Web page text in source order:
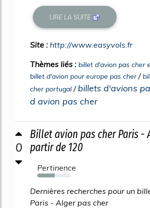
LIRE LA SUITE
Site : http://www.easyvols.fr
Thèmes liés : billet d'avion pas cher
billet d'avion pour europe pas cher/
cher portugal / billets d'avions
d avion pas cher
0
Billet avion pas cher Paris -
partir de 120
Pertinence
52%
Dernières recherches pour un
Paris - Alger pas cher